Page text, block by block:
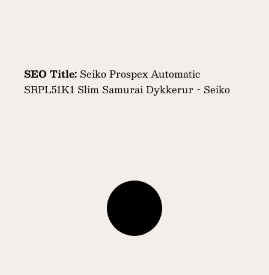
SEO Title: Seiko Prospex Automatic
SRPL51K1 Slim Samurai Dykkerur - Seiko